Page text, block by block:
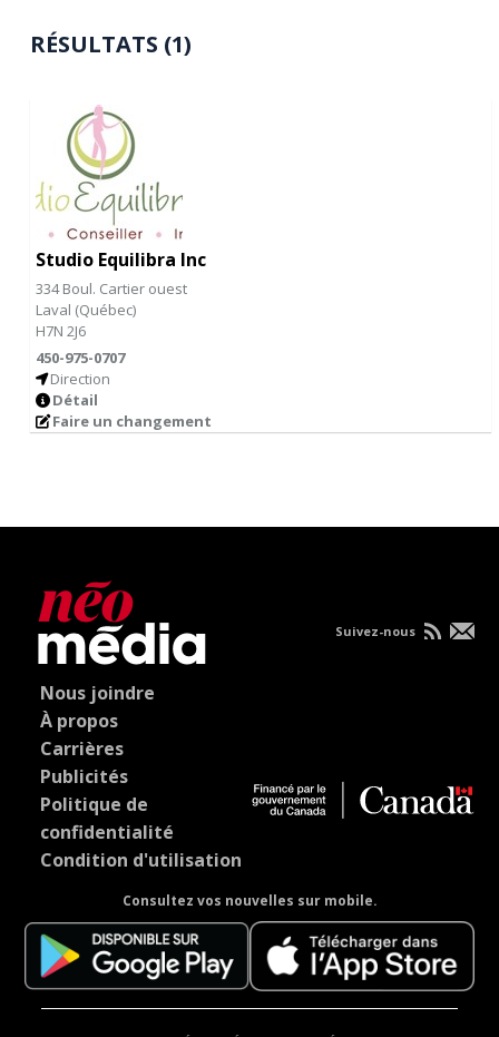
RÉSULTATS (1)
Studio Equilibra Inc
334 Boul. Cartier ouest
Laval (Québec)
H7N 2J6
450-975-0707
Direction
Détail
Faire un changement
Nous joindre
À propos
Carrières
Publicités
Politique de
confidentialité
Condition d'utilisation
Consultez vos nouvelles sur mobile.
Suivez-nous